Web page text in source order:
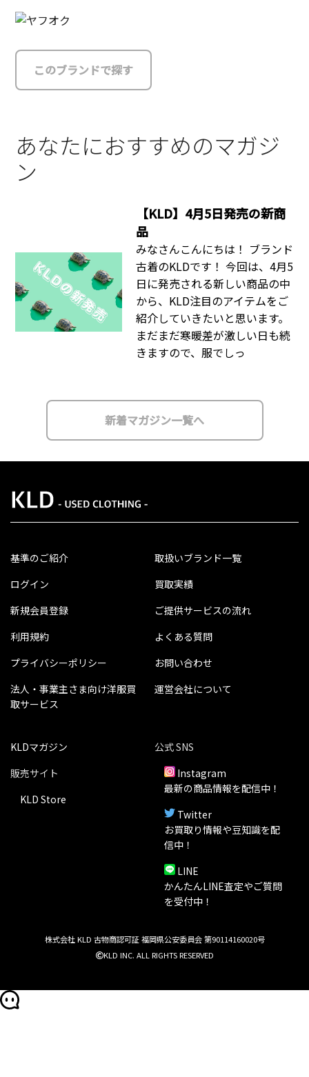
このブランドで探す
あなたにおすすめのマガジ
ン
【KLD】4月5日発売の新商
品
みなさんこんにちは！ ブランド
古着のKLDです！ 今回は、4月5
日に発売される新しい商品の中
から、KLD注目のアイテムをご
紹介していきたいと思います。
まだまだ寒暖差が激しい日も続
きますので、服でしっ
新着マガジン一覧へ
基準のご紹介
ログイン
新規会員登録
利用規約
プライバシーポリシー
法人・事業主さま向け洋服買
取サービス
取扱いブランド一覧
買取実績
ご提供サービスの流れ
よくある質問
お問い合わせ
運営会社について
KLDマガジン
販売サイト
KLD Store
公式 SNS
Instagram
最新の商品情報を配信中！
Twitter
お買取り情報や豆知識を配
信中！
LINE
かんたんLINE査定やご質問
を受付中！
株式会社 KLD 古物商認可証 福岡県公安委員会 第90114160020号
KLD INC. ALL RIGHTS RESERVED